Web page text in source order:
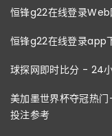
恒锋g22在线登录Web
恒锋g22在线登录app
球探网即时比分 - 24
美加墨世界杯夺冠热
投注参考